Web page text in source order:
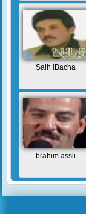
Salh lBacha
brahim assli